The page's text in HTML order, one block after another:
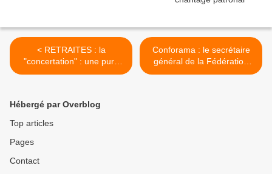
< RETRAITES : la
"concertation" : une pure
tentative de déminage !
Conforama : le secrétaire
général de la Fédération
convoqué au commissariat
Hébergé par Overblog
Top articles
Pages
Contact